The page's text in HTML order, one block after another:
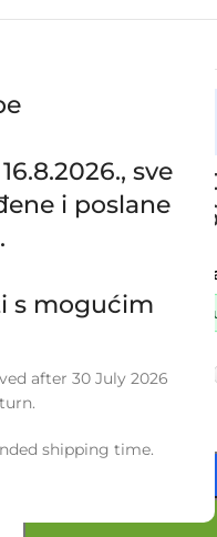
sve
i poslane
s mogućim
after 30 July 2026
shipping time.
Zamjensko
CERATO I
Dostupno uz
30,00€
24,00